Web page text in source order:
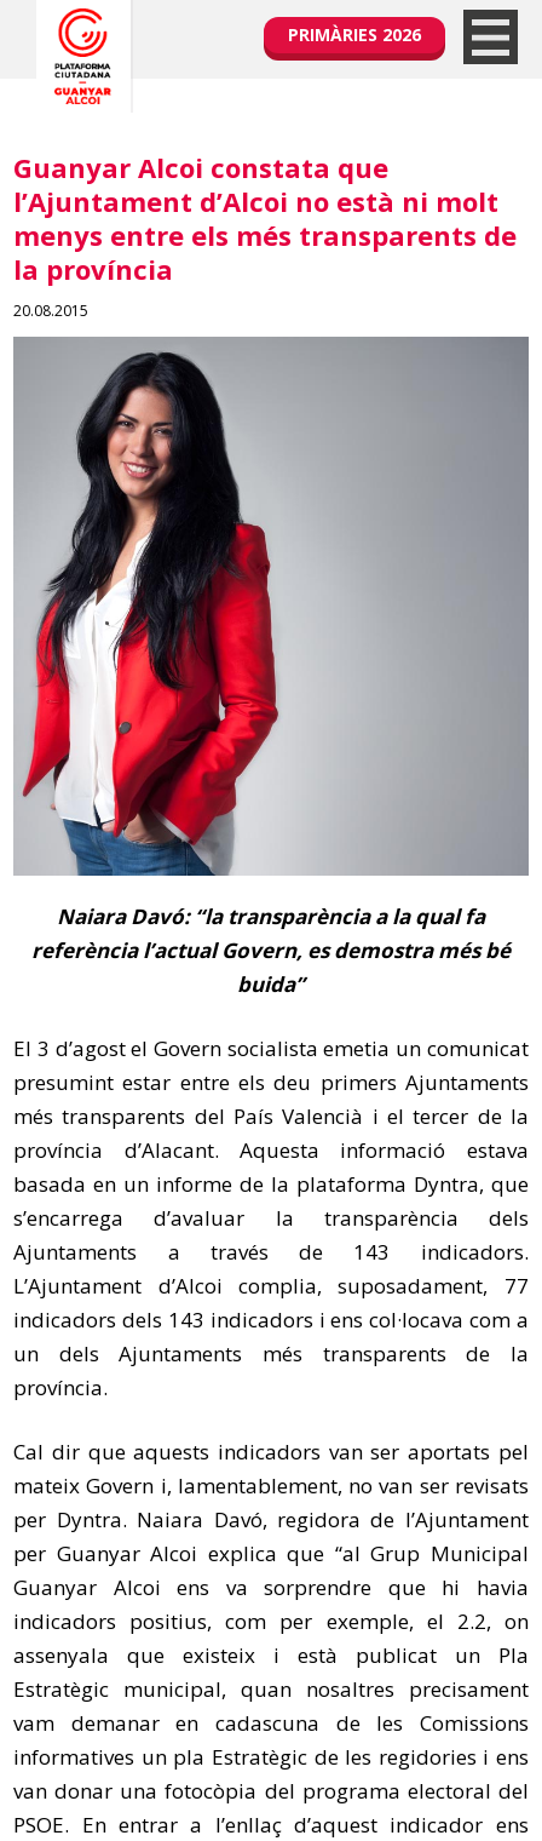
PRIMÀRIES 2026
Guanyar Alcoi constata que
l’Ajuntament d’Alcoi no està ni molt
menys entre els més transparents de
la província
20.08.2015
Naiara Davó: “la transparència a la qual fa
referència l’actual Govern, es demostra més bé
buida”
El 3 d’agost el Govern socialista emetia un comunicat
presumint estar entre els deu primers Ajuntaments
més transparents del País Valencià i el tercer de la
província d’Alacant. Aquesta informació estava
basada en un informe de la plataforma Dyntra, que
s’encarrega d’avaluar la transparència dels
Ajuntaments a través de 143 indicadors.
L’Ajuntament d’Alcoi complia, suposadament, 77
indicadors dels 143 indicadors i ens col·locava com a
un dels Ajuntaments més transparents de la
província.
Cal dir que aquests indicadors van ser aportats pel
mateix Govern i, lamentablement, no van ser revisats
per Dyntra. Naiara Davó, regidora de l’Ajuntament
per Guanyar Alcoi explica que “al Grup Municipal
Guanyar Alcoi ens va sorprendre que hi havia
indicadors positius, com per exemple, el 2.2, on
assenyala que existeix i està publicat un Pla
Estratègic municipal, quan nosaltres precisament
vam demanar en cadascuna de les Comissions
informatives un pla Estratègic de les regidories i ens
van donar una fotocòpia del programa electoral del
PSOE. En entrar a l’enllaç d’aquest indicador ens